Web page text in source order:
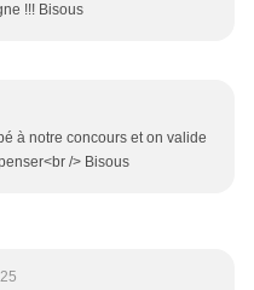
!!! Bisous
à notre concours et on valide
/> Bisous